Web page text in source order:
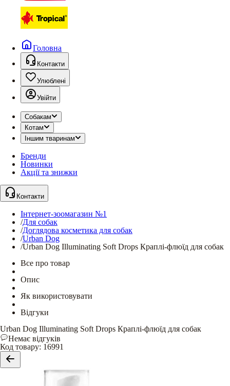
Головна
Контакти
Улюблені
Увійти
Собакам
Котам
Іншим тваринам
Бренди
Новинки
Акції та знижки
Контакти
Інтернет-зоомагазин №1
/Для собак
/Доглядова косметика для собак
/Urban Dog
/Urban Dog Illuminating Soft Drops Краплі-флюїд для собак
Все про товар
Опис
Як використовувати
Відгуки
Urban Dog Illuminating Soft Drops Краплі-флюїд для собак
Немає відгуків
Код товару: 16991